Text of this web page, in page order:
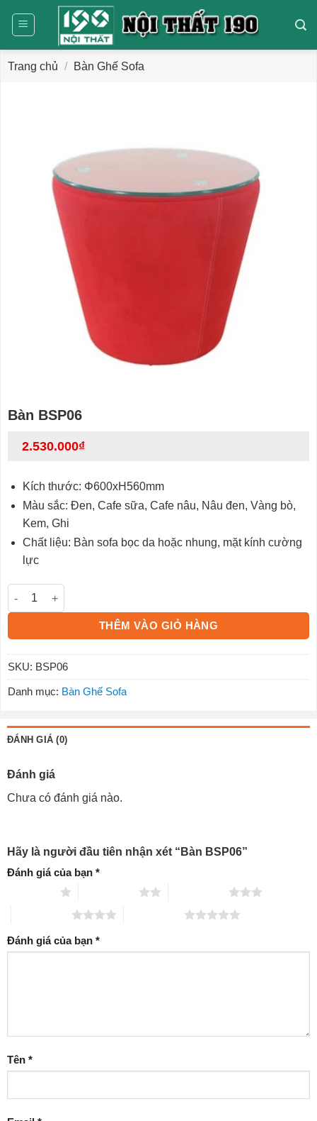
dung
Trang chủ / Bàn Ghế Sofa
Bàn BSP06
2.530.000₫
Kích thước: Φ600xH560mm
Màu sắc: Đen, Cafe sữa, Cafe nâu, Nâu đen, Vàng bò,
Kem, Ghi
Chất liệu: Bàn sofa bọc da hoặc nhung, mặt kính cường
lực
Bàn BSP06 số lượng
THÊM VÀO GIỎ HÀNG
SKU: BSP06
Danh mục: Bàn Ghế Sofa
ĐÁNH GIÁ (0)
Đánh giá
Chưa có đánh giá nào.
Hãy là người đầu tiên nhận xét “Bàn BSP06”
Đánh giá của bạn *
Đánh giá của bạn *
Tên *